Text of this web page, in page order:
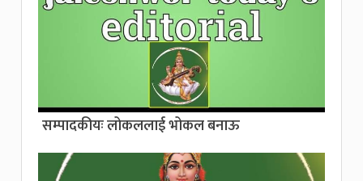
सम्पादकीयः लोकललाई भोकल बनाऊ